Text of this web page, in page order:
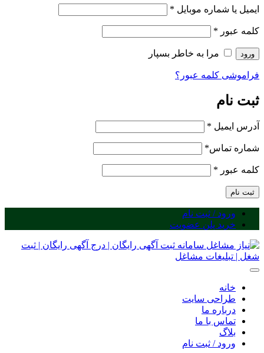
ایمیل یا شماره موبایل *
کلمه عبور *
ورود مرا به خاطر بسپار
فراموشی کلمه عبور؟
ثبت نام
آدرس ایمیل *
شماره تماس*
کلمه عبور *
ثبت نام
ورود / ثبت نام
خرید پلن عضویت
خانه
طراحی سایت
درباره ما
تماس با ما
بلاگ
ورود / ثبت نام